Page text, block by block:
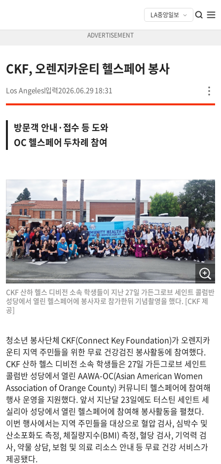
CKF, 오렌지카운티 헬스페어 봉사
Los Angeles 2026.06.29 18:31
방문객 안내·접수 등 도와
OC 헬스페어 두차례 참여
CKF 산하 헬스 디비전 소속 학생들이 지난 27일 가든그로브 세인트 콜럼반
성당에서 열린 헬스페어에 봉사자로 참가한뒤 기념촬영을 했다. [CKF 제
공]
청소년 봉사단체 CKF(Connect Key Foundation)가 오렌지카
운티 지역 주민들을 위한 무료 건강검진 봉사활동에 참여했다.
CKF 산하 헬스 디비전 소속 학생들은 27일 가든그로브 세인트
콜럼반 성당에서 열린 AAWA-OC(Asian American Women
Association of Orange County) 커뮤니티 헬스페어에 참여해
행사 운영을 지원했다. 앞서 지난달 23일에도 터스틴 세인트 세
실리아 성당에서 열린 헬스페어에 참여해 봉사활동을 펼쳤다.
이번 행사에서는 지역 주민들을 대상으로 혈압 검사, 심박수 및
산소포화도 측정, 체질량지수(BMI) 측정, 혈당 검사, 기억력 검
사, 약물 상담, 보험 및 의료 리소스 안내 등 무료 건강 서비스가
제공됐다.